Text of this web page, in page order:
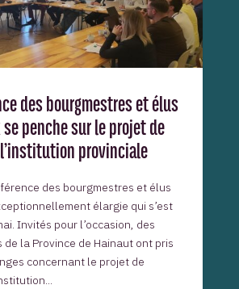
des bourgmestres et élus
penche sur le projet de
provinciale
des bourgmestres et élus
élargie qui s’est
Invités pour l’occasion, des
la Province de Hainaut ont pris
concernant le projet de